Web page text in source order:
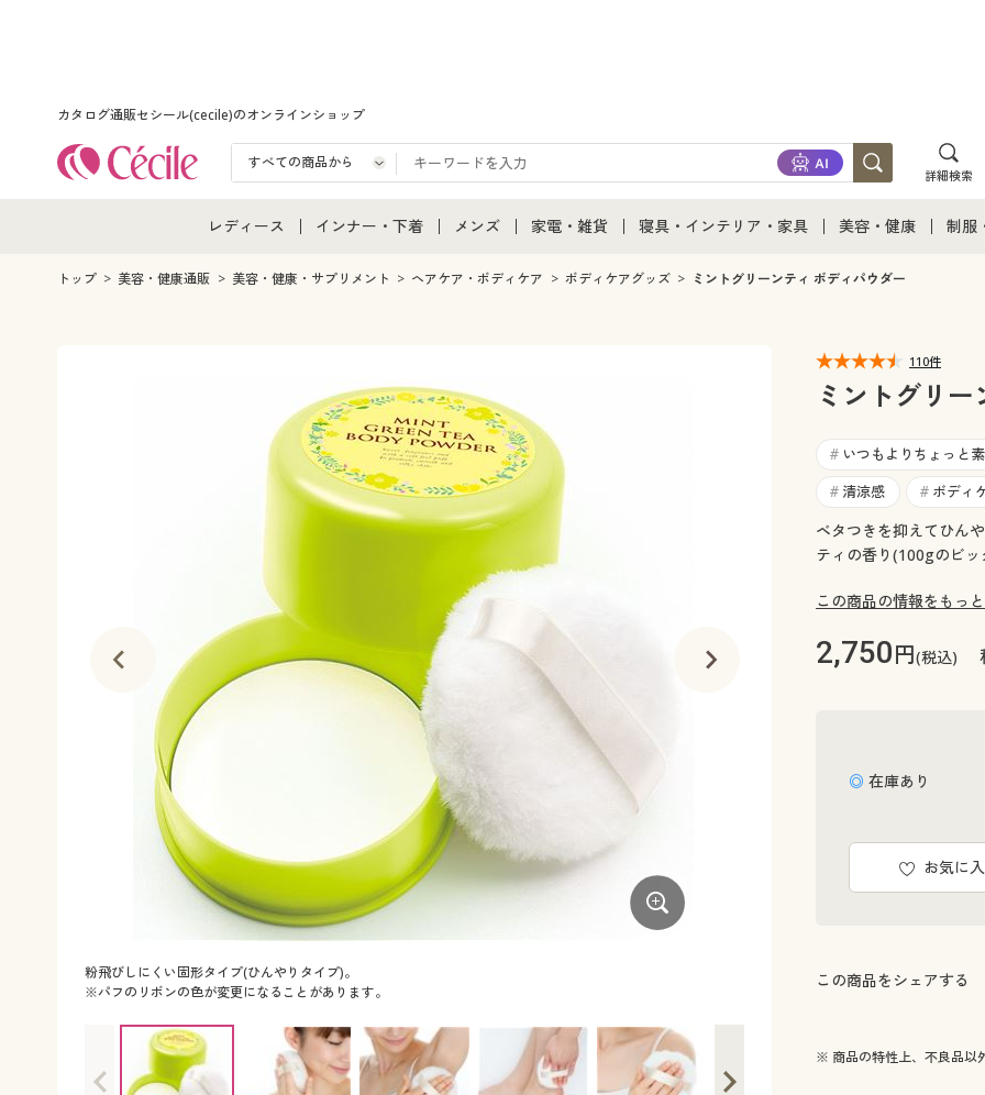
カタログ通販セシール(cecile)のオンラインショップ
詳細検索
レディース
レディース通販すべて
インナー・下着
インナー・下着通販すべて
メンズ下着
ジュニア・ティーンズ下着
メンズ
メンズ通販すべて
家電・雑貨
家電・雑貨すべて
寝具・インテリア・家具
寝具・インテリア・家具通販すべて
カーテン・ラグ・ファブリック
美容・健康
美容・健康通販すべて
制服
ジ
トップ 美容・健康通販 美容・健康・サプリメント ヘアケア・ボディケア ボディケアグッズ ミントグリーンティ ボディパウダー
粉飛びしにくい固形タイプ(ひんやりタイプ)。
※パフのリボンの色が変更になることがあります。
直径約10cm!
毛足の長いふわふわ特大パフ付き
110件
ミントグリ
# いつもよりちょっと
# 清涼感 # ボディ
ベタつきを抑えてひん
ティの香り(100gのビッ
この商品の情報をもっ
2,750円(税込)
◎ 在庫あり
お気に
この商品をシェアする
※ 商品の特性上、不良品以